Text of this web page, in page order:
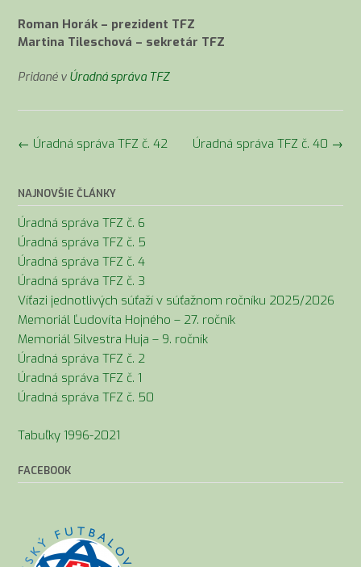
Roman Horák – prezident TFZ
Martina Tileschová – sekretár TFZ
Pridané v Úradná správa TFZ
Navigácia
Úradná správa TFZ č. 40 →
← Úradná správa TFZ č. 42
NAJNOVŠIE ČLÁNKY
Úradná správa TFZ č. 6
Úradná správa TFZ č. 5
Úradná správa TFZ č. 4
Úradná správa TFZ č. 3
Víťazi jednotlivých súťaží v súťažnom ročníku 2025/2026
Memoriál Ľudovíta Hojného – 27. ročník
Memoriál Silvestra Huja – 9. ročník
Úradná správa TFZ č. 2
Úradná správa TFZ č. 1
Úradná správa TFZ č. 50
Tabuľky 1996-2021
FACEBOOK